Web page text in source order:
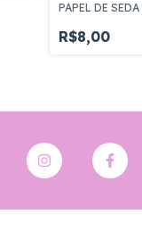
PAPEL DE
R$8,00